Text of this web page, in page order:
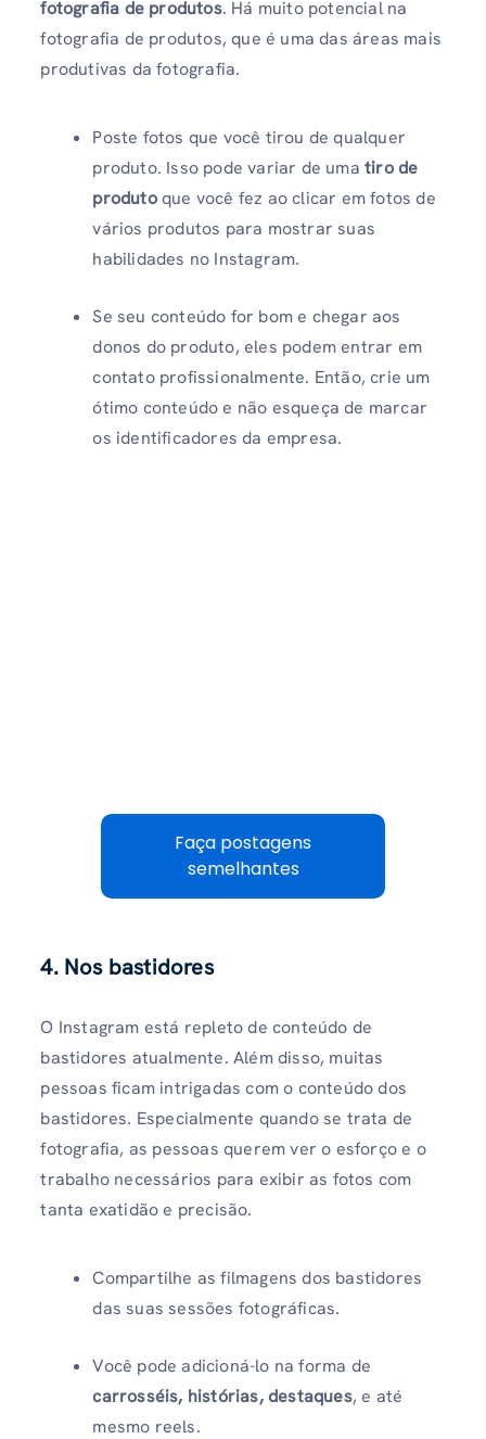
fotografia de produtos. Há muito potencial na
fotografia de produtos, que é uma das áreas mais
produtivas da fotografia.
Poste fotos que você tirou de qualquer
produto. Isso pode variar de uma tiro de
produtoque você fez ao clicar em fotos de
vários produtos para mostrar suas
habilidades no Instagram.
Se seu conteúdo for bom e chegar aos
donos do produto, eles podem entrar em
contato profissionalmente. Então, crie um
ótimo conteúdo e não esqueça de marcar
os identificadores da empresa.
Faça postagens
semelhantes
4. Nos bastidores
O Instagram está repleto de conteúdo de
bastidores atualmente. Além disso, muitas
pessoas ficam intrigadas com o conteúdo dos
bastidores. Especialmente quando se trata de
fotografia, as pessoas querem ver o esforço e o
trabalho necessários para exibir as fotos com
tanta exatidão e precisão.
Compartilhe as filmagens dos bastidores
das suas sessões fotográficas.
Você pode adicioná-lo na forma de
carrosséis, histórias, destaques, e até
mesmo reels.